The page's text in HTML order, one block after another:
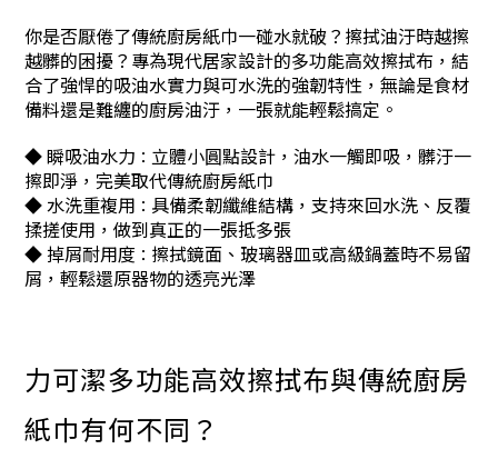
你是否厭倦了傳統廚房紙巾一碰水就破？擦拭油汙時越擦
越髒的困擾？專為現代居家設計的多功能高效擦拭布，結
合了強悍的吸油水實力與可水洗的強韌特性，無論是食材
備料還是難纏的廚房油汙，一張就能輕鬆搞定。
◆瞬吸油水力 ： 立體小圓點設計，油水一觸即吸，髒汙一
擦即淨，完美取代傳統廚房紙巾
◆ 水洗重複用 ： 具備柔韌纖維結構，支持來回水洗、反覆
揉搓使用，做到真正的一張抵多張
◆ 掉屑耐用度 ： 擦拭鏡面、玻璃器皿或高級鍋蓋時不易留
屑，輕鬆還原器物的透亮光澤
力可潔多功能高效擦拭布與傳統廚房
紙巾有何不同？